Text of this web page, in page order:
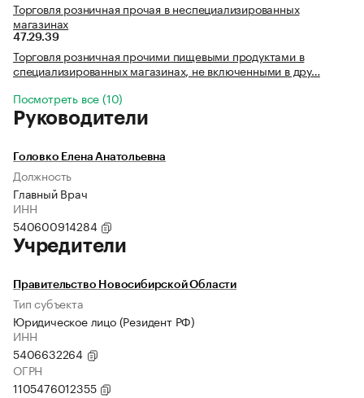
Торговля розничная прочая в неспециализированных
магазинах
47.29.39
Торговля розничная прочими пищевыми продуктами в
специализированных магазинах, не включенными в дру…
Посмотреть все (10)
Руководители
Головко Елена Анатольевна
Должность
Главный Врач
ИНН
540600914284
Учредители
Правительство Новосибирской Области
Тип субъекта
Юридическое лицо (Резидент РФ)
ИНН
5406632264
ОГРН
1105476012355